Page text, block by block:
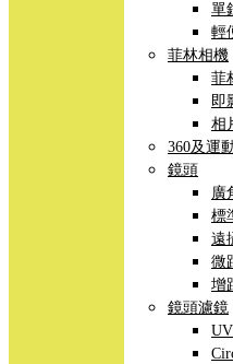
單
輕
菲林相機
菲
即
相
360及運
鏡頭
廣
標
遠
微
增
鏡頭濾鏡